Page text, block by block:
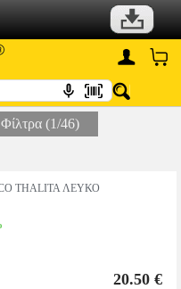
Φίλτρα (1/46)
THALITA ΛΕΥΚΟ
20.50 €